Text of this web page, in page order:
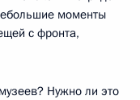
моменты
с фронта,
Нужно ли это